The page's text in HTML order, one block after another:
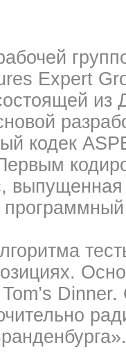
Expert
кодек
выпущенная
Dinner.